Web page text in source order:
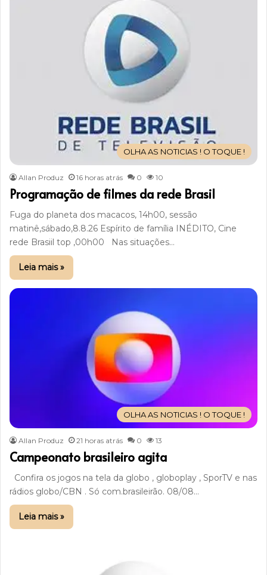
OLHA AS NOTICIAS ! O TOQUE !
Allan Produz 16 horas atrás 0 10
Programação de filmes da rede Brasil
Fuga do planeta dos macacos, 14h00, sessão
matinê,sábado,8.8.26 Espírito de família INÉDITO, Cine
rede Brasiil top ,00h00 Nas situações…
Leia mais »
OLHA AS NOTICIAS ! O TOQUE !
Allan Produz 21 horas atrás 0 13
Campeonato brasileiro agita
Confira os jogos na tela da globo , globoplay , SporTV e nas
rádios globo/CBN . Só com.brasileirão. 08/08…
Leia mais »